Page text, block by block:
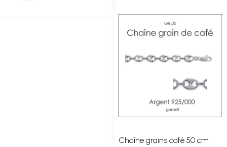
Chaîne grains café 50 cm